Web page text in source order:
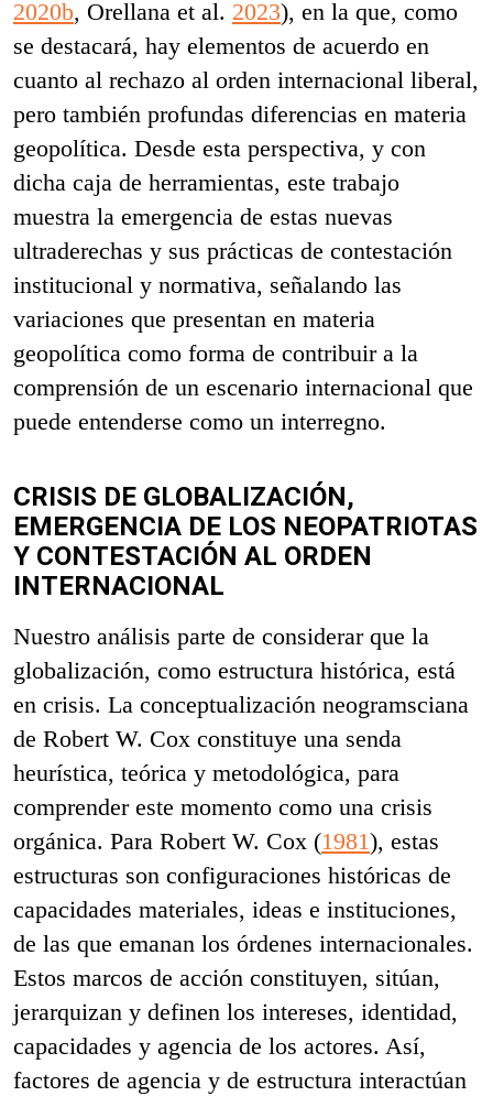
2020b, Orellana et al. 2023), en la que, como
se destacará, hay elementos de acuerdo en
cuanto al rechazo al orden internacional liberal,
pero también profundas diferencias en materia
geopolítica. Desde esta perspectiva, y con
dicha caja de herramientas, este trabajo
muestra la emergencia de estas nuevas
ultraderechas y sus prácticas de contestación
institucional y normativa, señalando las
variaciones que presentan en materia
geopolítica como forma de contribuir a la
comprensión de un escenario internacional que
puede entenderse como un interregno.
CRISIS DE GLOBALIZACIÓN,
EMERGENCIA DE LOS NEOPATRIOTAS
Y CONTESTACIÓN AL ORDEN
INTERNACIONAL
Nuestro análisis parte de considerar que la
globalización, como estructura histórica, está
en crisis. La conceptualización neogramsciana
de Robert W. Cox constituye una senda
heurística, teórica y metodológica, para
comprender este momento como una crisis
orgánica. Para Robert W. Cox (1981), estas
estructuras son configuraciones históricas de
capacidades materiales, ideas e instituciones,
de las que emanan los órdenes internacionales.
Estos marcos de acción constituyen, sitúan,
jerarquizan y definen los intereses, identidad,
capacidades y agencia de los actores. Así,
factores de agencia y de estructura interactúan